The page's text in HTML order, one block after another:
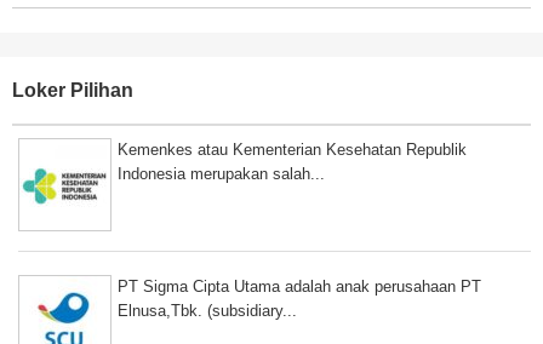
Loker Pilihan
Kemenkes atau Kementerian Kesehatan Republik
Indonesia merupakan salah...
PT Sigma Cipta Utama adalah anak perusahaan PT
Elnusa,Tbk. (subsidiary...